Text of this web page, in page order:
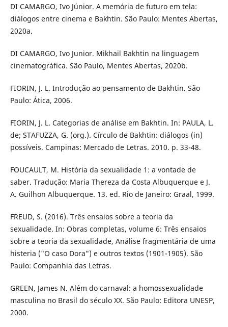
DI CAMARGO, Ivo Júnior. A memória de futuro em tela:
diálogos entre cinema e Bakhtin. São Paulo: Mentes Abertas,
2020a.
DI CAMARGO, Ivo Junior. Mikhail Bakhtin na linguagem
cinematográfica. São Paulo, Mentes Abertas, 2020b.
FIORIN, J. L. Introdução ao pensamento de Bakhtin. São
Paulo: Ática, 2006.
FIORIN, J. L. Categorias de análise em Bakhtin. In: PAULA, L.
de; STAFUZZA, G. (org.). Círculo de Bakhtin: diálogos (in)
possíveis. Campinas: Mercado de Letras. 2010. p. 33-48.
FOUCAULT, M. História da sexualidade 1: a vontade de
saber. Tradução: Maria Thereza da Costa Albuquerque e J.
A. Guilhon Albuquerque. 13. ed. Rio de Janeiro: Graal, 1999.
FREUD, S. (2016). Três ensaios sobre a teoria da
sexualidade. In: Obras completas, volume 6: Três ensaios
sobre a teoria da sexualidade, Análise fragmentária de uma
histeria ("O caso Dora") e outros textos (1901-1905). São
Paulo: Companhia das Letras.
GREEN, James N. Além do carnaval: a homossexualidade
masculina no Brasil do século XX. São Paulo: Editora UNESP,
2000.